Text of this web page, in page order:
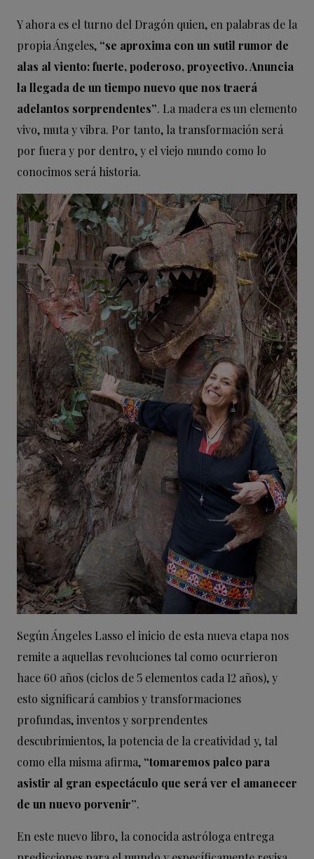
Y ahora es el turno del Dragón quien, en palabras de la
propia Ángeles, “se aproxima con un sutil rumor de
alas al viento: fuerte, poderoso, proyectivo. Anuncia
la llegada de un tiempo nuevo que nos traerá
adelantos sorprendentes”. La madera es un elemento
vivo, muta y vibra. Por tanto, la transformación será
por fuera y por dentro, y el viejo mundo como lo
conocimos será historia.
Según Ángeles Lasso el inicio de esta nueva etapa nos
remite a aquellas revoluciones tal como ocurrieron
hace 60 años (ciclos de 5 elementos cada 12 años), y
esto significará cambios y transformaciones
profundas, inventos y sorprendentes
descubrimientos, la potencia de la creatividad y, tal
como ella misma afirma, “tomaremos palco para
asistir al gran espectáculo que será ver el amanecer
de un nuevo porvenir”.
En este nuevo libro, la conocida astróloga entrega